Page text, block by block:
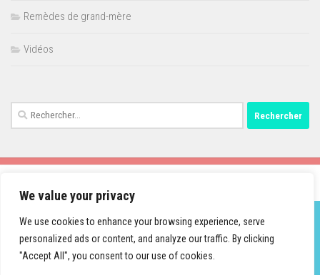
We value your privacy
We use cookies to enhance your browsing experience, serve
personalized ads or content, and analyze our traffic. By clicking
"Accept All", you consent to our use of cookies.
Remèdes de grand-mère
Vidéos
Rechercher :